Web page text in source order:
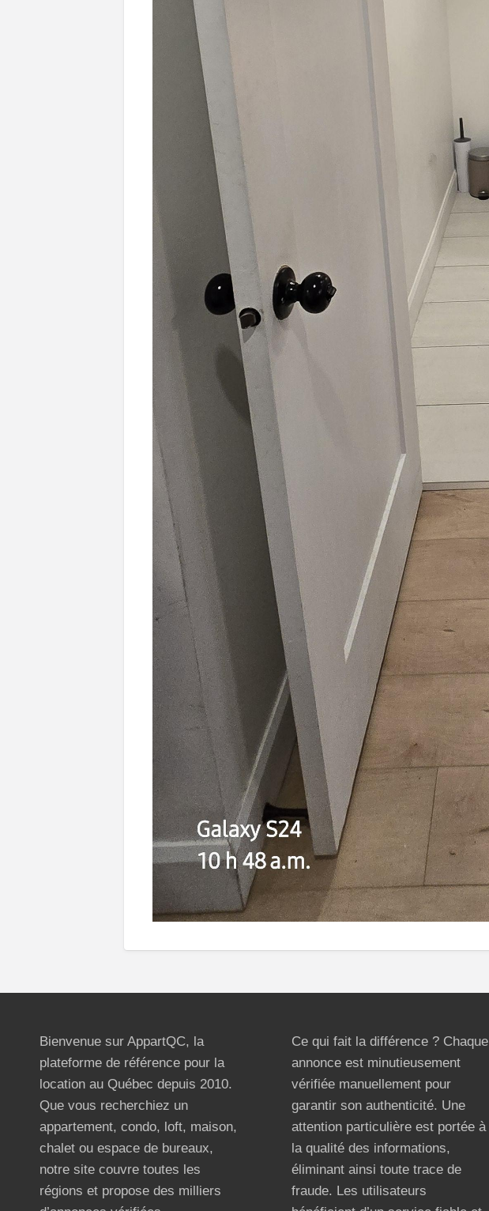
Bienvenue sur AppartQC, la
plateforme de référence pour la
location au Québec depuis 2010.
Que vous recherchiez un
appartement, condo, loft, maison,
chalet ou espace de bureaux,
notre site couvre toutes les
régions et propose des milliers
Ce qui fait la différence ? Chaque
annonce est minutieusement
vérifiée manuellement pour
garantir son authenticité. Une
attention particulière est portée à
la qualité des informations,
éliminant ainsi toute trace de
fraude. Les utilisateurs